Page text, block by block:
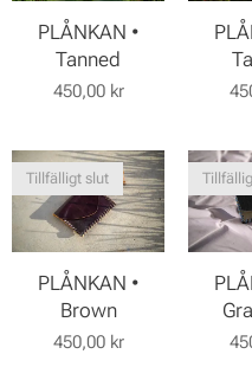
PLÅNKAN •
Tanned
450,00kr
PLÅNKAN •
Brown
Tillfälligt slut
450,00kr